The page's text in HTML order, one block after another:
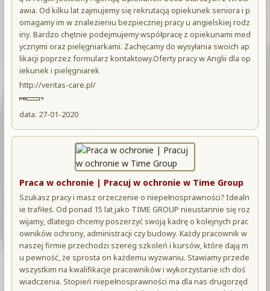
awia. Od kilku lat zajmujemy się rekrutacją opiekunek seniora i p
omagamy im w znalezieniu bezpiecznej pracy u angielskiej rodz
iny. Bardzo chętnie podejmujemy współpracę z opiekunami med
ycznymi oraz pielęgniarkami. Zachęcamy do wysyłania swoich ap
likacji poprzez formularz kontaktowy.Oferty pracy w Anglii dla op
iekunek i pielęgniarek
http://veritas-care.pl/
data: 27-01-2020
Praca w ochronie | Pracuj w ochronie w Time Group
Szukasz pracy i masz orzeczenie o niepełnosprawności? Idealn
ie trafiłeś. Od ponad 15 lat jako TIME GROUP nieustannie się roz
wijamy, dlatego chcemy poszerzyć swoją kadrę o kolejnych prac
owników ochrony, administracji czy budowy. Każdy pracownik w
naszej firmie przechodzi szereg szkoleń i kursów, które dają m
u pewność, że sprosta on każdemu wyzwaniu. Stawiamy przede
wszystkim na kwalifikacje pracowników i wykorzystanie ich doś
wiadczenia. Stopień niepełnosprawności ma dla nas drugorzęd